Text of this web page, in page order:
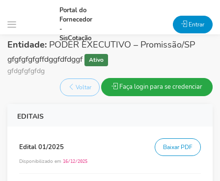
Portal do
Fornecedor
-
SisCotação
Entrar
Entidade: PODER EXECUTIVO – Promissão/SP
gfgfgfgfgffdggfdfdggf Ativo
gfdgfgfgfdg
Voltar Faça login para se credenciar
EDITAIS
Edital 01/2025 Baixar PDF
Disponibilizado em 16/12/2025